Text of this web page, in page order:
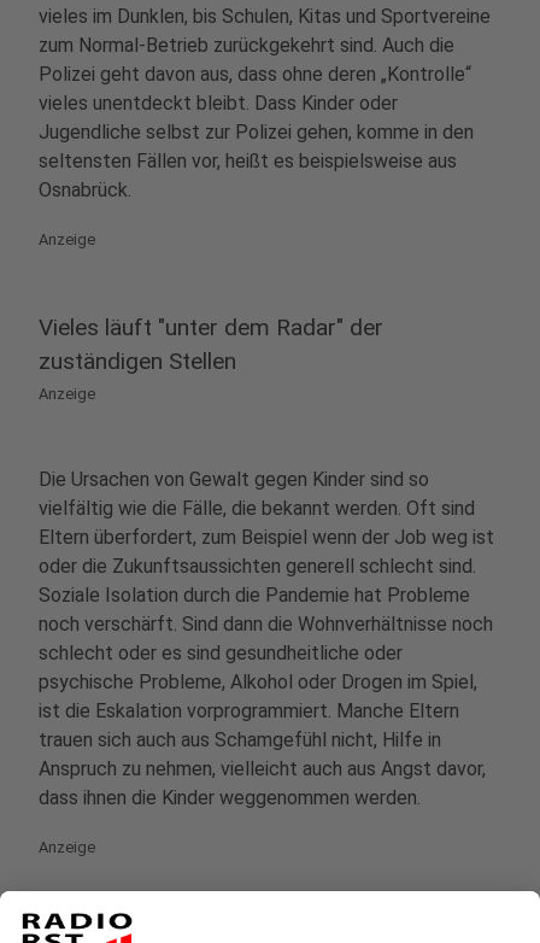
vieles im Dunklen, bis Schulen, Kitas und Sportvereine
zum Normal-Betrieb zurückgekehrt sind. Auch die
Polizei geht davon aus, dass ohne deren „Kontrolle“
vieles unentdeckt bleibt. Dass Kinder oder
Jugendliche selbst zur Polizei gehen, komme in den
seltensten Fällen vor, heißt es beispielsweise aus
Osnabrück.
Anzeige
Vieles läuft "unter dem Radar" der
zuständigen Stellen
Anzeige
Die Ursachen von Gewalt gegen Kinder sind so
vielfältig wie die Fälle, die bekannt werden. Oft sind
Eltern überfordert, zum Beispiel wenn der Job weg ist
oder die Zukunftsaussichten generell schlecht sind.
Soziale Isolation durch die Pandemie hat Probleme
noch verschärft. Sind dann die Wohnverhältnisse noch
schlecht oder es sind gesundheitliche oder
psychische Probleme, Alkohol oder Drogen im Spiel,
ist die Eskalation vorprogrammiert. Manche Eltern
trauen sich auch aus Schamgefühl nicht, Hilfe in
Anspruch zu nehmen, vielleicht auch aus Angst davor,
dass ihnen die Kinder weggenommen werden.
Anzeige
"Gewalt" hat viele Facetten